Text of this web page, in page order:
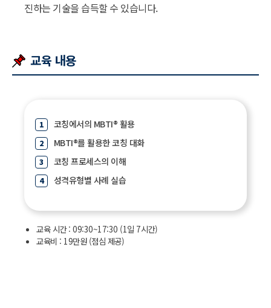
진하는 기술을 습득할 수 있습니다.
교육 내용
코칭에서의 MBTI® 활용
MBTI®를 활용한 코칭 대화
코칭 프로세스의 이해
성격유형별 사례 실습
교육 시간 : 09:30~17:30 (1일 7시간)
교육비 : 19만원 (점심 제공)